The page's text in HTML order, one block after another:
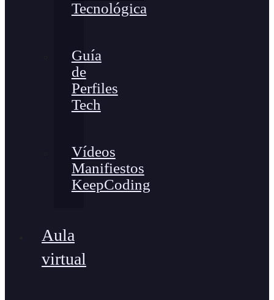
Tecnológica
Guía
de
Perfiles
Tech
Vídeos
Manifiestos
KeepCoding
Aula
virtual